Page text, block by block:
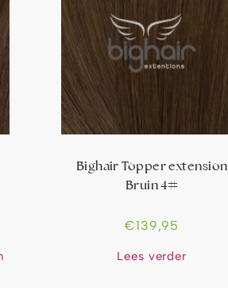
Bighair Topper extension
Bruin 4#
€139,95
Lees verder